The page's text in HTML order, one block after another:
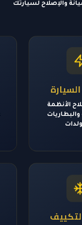
والإصلاح لسيارتك
الأنظمة
والبطاريات